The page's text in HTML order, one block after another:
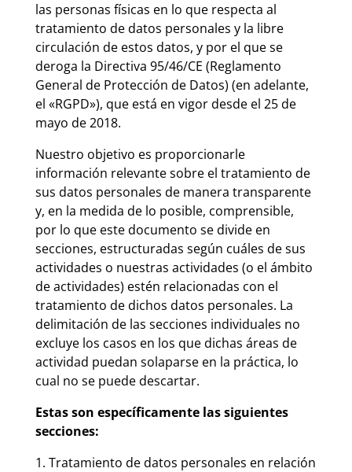
las personas físicas en lo que respecta al
tratamiento de datos personales y la libre
circulación de estos datos, y por el que se
deroga la Directiva 95/46/CE (Reglamento
General de Protección de Datos) (en adelante,
el «RGPD»), que está en vigor desde el 25 de
mayo de 2018.
Nuestro objetivo es proporcionarle
información relevante sobre el tratamiento de
sus datos personales de manera transparente
y, en la medida de lo posible, comprensible,
por lo que este documento se divide en
secciones, estructuradas según cuáles de sus
actividades o nuestras actividades (o el ámbito
de actividades) estén relacionadas con el
tratamiento de dichos datos personales. La
delimitación de las secciones individuales no
excluye los casos en los que dichas áreas de
actividad puedan solaparse en la práctica, lo
cual no se puede descartar.
Estas son específicamente las siguientes
secciones:
1. Tratamiento de datos personales en relación